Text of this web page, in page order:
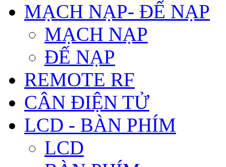
MẠCH NẠP- ĐẾ NẠP
MẠCH NẠP
ĐẾ NẠP
REMOTE RF
CÂN ĐIỆN TỬ
LCD - BÀN PHÍM
LCD